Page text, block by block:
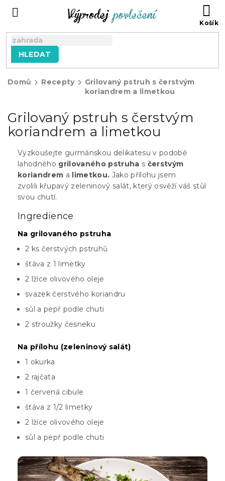
HLEDAT
Domů Recepty
Grilovaný pstruh s čerstvým
koriandrem a limetkou
Grilovaný pstruh s čerstvým
koriandrem a limetkou
Vyzkoušejte gurmánskou delikatesu v podobě
lahodného grilovaného pstruha s čerstvým
koriandrem a limetkou. Jako přílohu jsem
zvolili křupavý zeleninový salát, který osvěží váš stůl
svou chutí.
Ingredience
Na grilovaného pstruha
2 ks čerstvých pstruhů
šťáva z 1 limetky
2 lžíce olivového oleje
svazek čerstvého koriandru
sůl a pepř podle chuti
2 stroužky česneku
Na přílohu (zeleninový salát)
1 okurka
2 rajčata
1 červená cibule
šťáva z 1/2 limetky
2 lžíce olivového oleje
sůl a pepř podle chuti